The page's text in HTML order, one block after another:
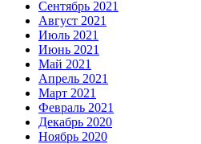
Сентябрь 2021
Август 2021
Июль 2021
Июнь 2021
Май 2021
Апрель 2021
Март 2021
Февраль 2021
Декабрь 2020
Ноябрь 2020